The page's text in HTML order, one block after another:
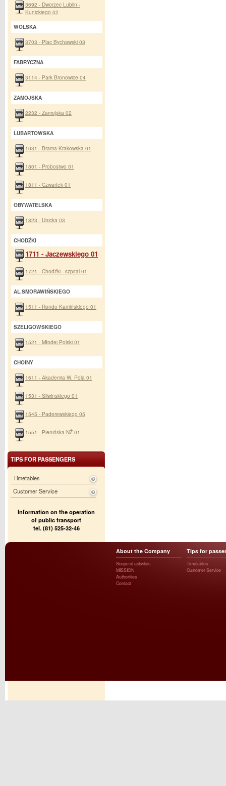
3692 - Dworzec Lublin -
Kunickiego 02
WOLSKA
3703 - Plac Bychawski 03
FABRYCZNA
3114 - Park Bronowice 04
ZAMOJSKA
2232 - Zamojska 02
LUBARTOWSKA
1031 - Brama Krakowska 01
1801 - Probostwo 01
1811 - Czwartek 01
OBYWATELSKA
1823 - Unicka 03
CHODŹKI
1711 - Jaczewskiego 01
1721 - Chodźki - szpital 01
AL.SMORAWIŃSKIEGO
1511 - Rondo Kamińskiego 01
SZELIGOWSKIEGO
1521 - Młodej Polski 01
CHOINY
1611 - Akademia W. Pola 01
1531 - Śliwińskiego 01
1545 - Paderewskiego 05
1551 - Pienińska NŻ 01
TIPS FOR PASSENGERS
Timetables
Customer Service
Information on the operation
of public transport
tel. (81) 525-32-46
About the Company
Scope of activities
MISSION
Authorities
Contact
Tips for
Timetables
Customer Service